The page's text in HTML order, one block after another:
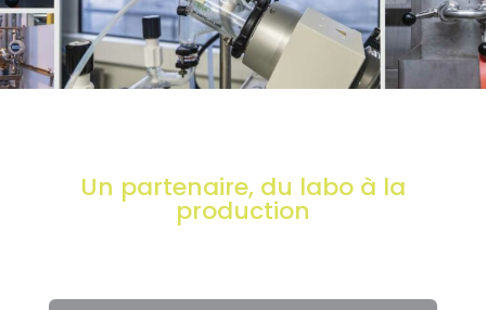
Un partenaire, du labo à la
production